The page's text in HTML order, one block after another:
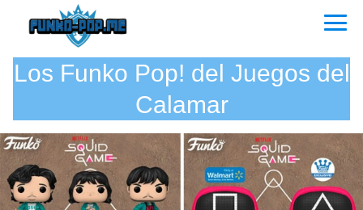
Los Funko Pop! del Juegos del
Calamar